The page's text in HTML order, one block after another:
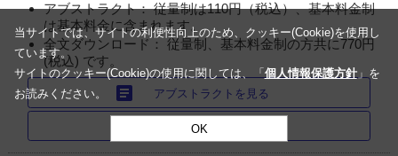
アブストラクト： 従量制は110円（税込）、基本料金制
は基本料金に含まれます。
全文ダウンロード： 従量制、基本料金制の方共に770円
(税込) です。
article アブストラクトを見る
全文ダウンロード(2.56MB)
当サイトでは、サイトの利便性向上のため、クッキー(Cookie)を使用し
ています。
サイトのクッキー(Cookie)の使用に関しては、「 個人情報保護方針」を
お読みください。
OK